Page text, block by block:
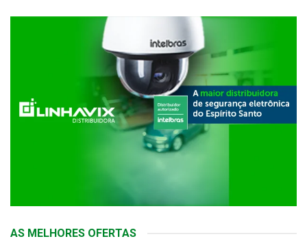
AS MELHORES OFERTAS